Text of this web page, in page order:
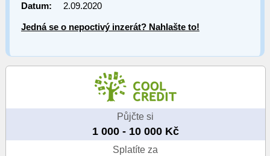
Datum: 2.09.2020
Jedná se o nepoctivý inzerát? Nahlašte to!
Půjčte si
1 000 - 10 000 Kč
Splatíte za